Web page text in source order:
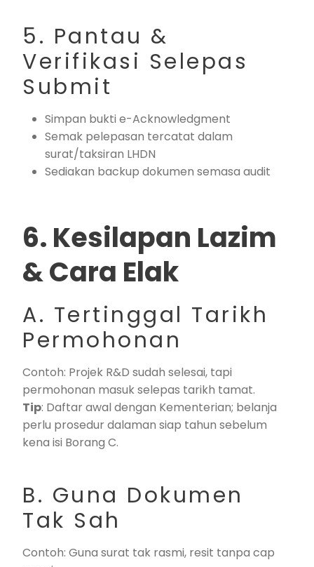
5. Pantau &
Verifikasi Selepas
Submit
Simpan bukti e-Acknowledgment
Semak pelepasan tercatat dalam
surat/taksiran LHDN
Sediakan backup dokumen semasa audit
6. Kesilapan Lazim
& Cara Elak
A. Tertinggal Tarikh
Permohonan
Contoh: Projek R&D sudah selesai, tapi
permohonan masuk selepas tarikh tamat.
Tip: Daftar awal dengan Kementerian; belanja
perlu prosedur dalaman siap tahun sebelum
kena isi Borang C.
B. Guna Dokumen
Tak Sah
Contoh: Guna surat tak rasmi, resit tanpa cap